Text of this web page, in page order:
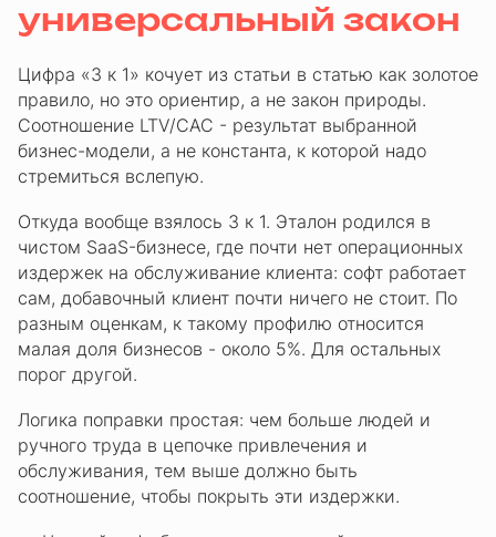
универсальный закон
Цифра «3 к 1» кочует из статьи в статью как золотое
правило, но это ориентир, а не закон природы.
Соотношение LTV/CAC - результат выбранной
бизнес-модели, а не константа, к которой надо
стремиться вслепую.
Откуда вообще взялось 3 к 1. Эталон родился в
чистом SaaS-бизнесе, где почти нет операционных
издержек на обслуживание клиента: софт работает
сам, добавочный клиент почти ничего не стоит. По
разным оценкам, к такому профилю относится
малая доля бизнесов - около 5%. Для остальных
порог другой.
Логика поправки простая: чем больше людей и
ручного труда в цепочке привлечения и
обслуживания, тем выше должно быть
соотношение, чтобы покрыть эти издержки.